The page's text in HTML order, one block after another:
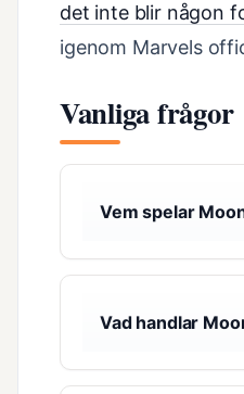
det inte blir någon
igenom Marvels
Vanliga frågor
Vem spelar
Vad handlar